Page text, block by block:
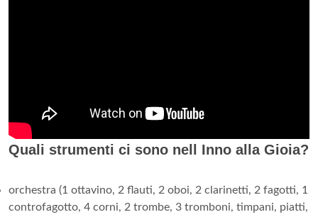
Quali strumenti ci sono nell Inno alla Gioia?
orchestra (1 ottavino, 2 flauti, 2 oboi, 2 clarinetti, 2 fagotti, 1
controfagotto, 4 corni, 2 trombe, 3 tromboni, timpani, piatti,